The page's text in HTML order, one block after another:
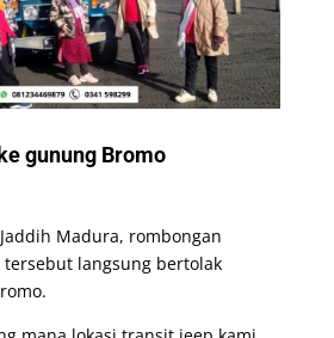
gunung Bromo
Madura, rombongan
tersebut langsung bertolak